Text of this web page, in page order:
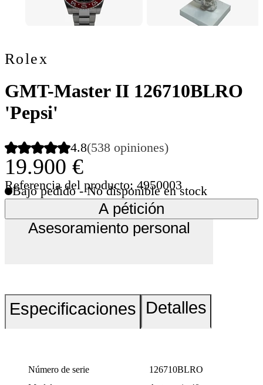
Rolex
GMT-Master II 126710BLRO
'Pepsi'
4.8(538 opiniones)
19.900 €
Referencia del producto: 4950003
Bajo pedido - No disponible en stock
A pétición
Asesoramiento personal
Especificaciones Detalles
Número de serie
126710BLRO